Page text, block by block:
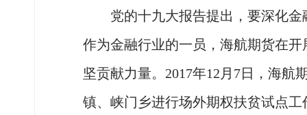
党的十九大报告提出，要深化
作为金融行业的一员，海航期货在
坚贡献力量。 2017年12月7日，海航
镇、峡门乡进行场外期权扶贫试点工